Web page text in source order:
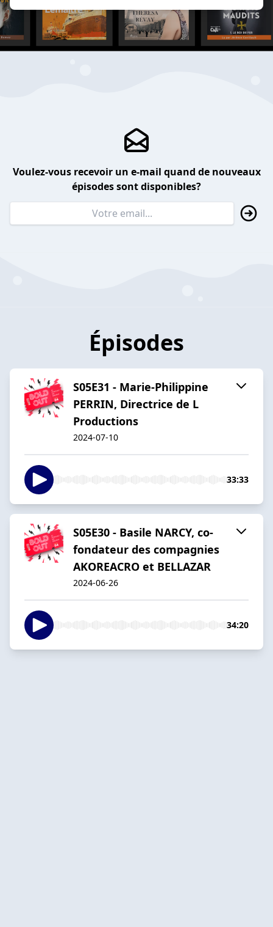
Voulez-vous recevoir un e-mail quand de nouveaux
épisodes sont disponibles?
Épisodes
S05E31 - Marie-Philippine
PERRIN, Directrice de L
Productions
2024-07-10
33:33
S05E30 - Basile NARCY, co-
fondateur des compagnies
AKOREACRO et BELLAZAR
2024-06-26
34:20